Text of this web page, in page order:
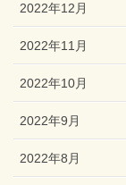
2022年12月
2022年11月
2022年10月
2022年9月
2022年8月